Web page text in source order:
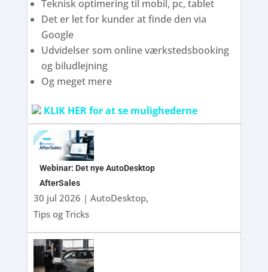
Teknisk optimering til mobil, pc, tablet
Det er let for kunder at finde den via
Google
Udvidelser som online værkstedsbooking
og biludlejning
Og meget mere
KLIK HER for at se mulighederne
Webinar: Det nye AutoDesktop
AfterSales
30 jul 2026 | AutoDesktop,
Tips og Tricks